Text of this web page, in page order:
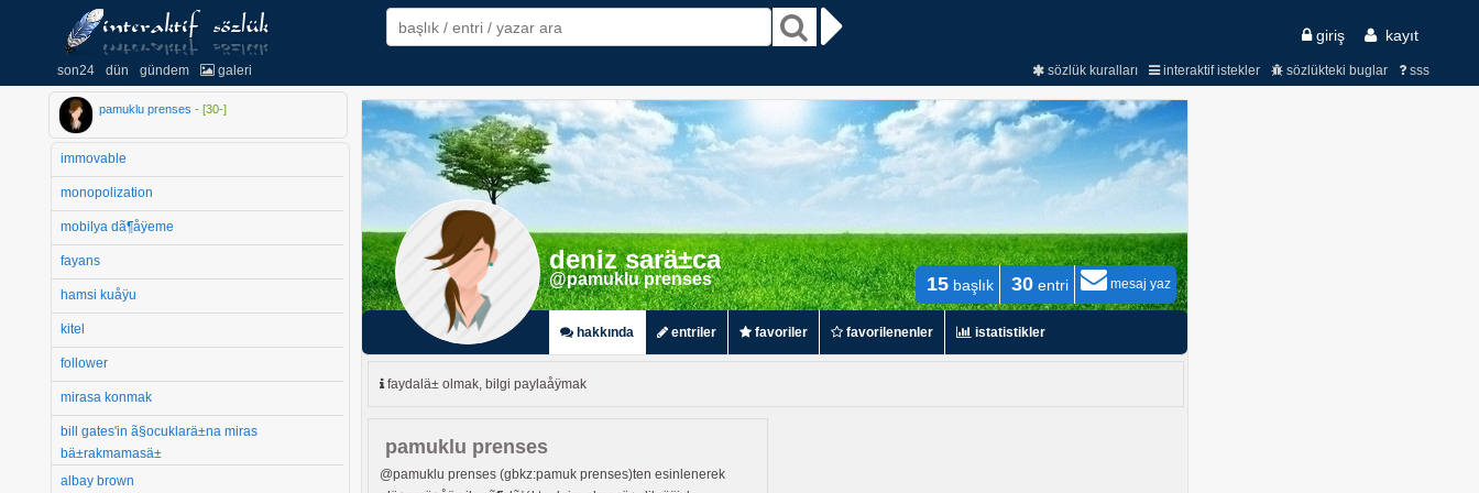
kayıt
giriş
son24 dün gündem galeri sss
sözlükteki buglar
interaktif istekler
sözlük kuralları
pamuklu prenses - [30-]
immovable
monopolization
mobilya dã¶åÿeme
fayans
hamsi kuåÿu
kitel
follower
mirasa konmak
bill gates'in ã§ocuklarä±na miras
bä±rakmamasä±
albay brown
deniz sarä±ca
@pamuklu prenses 15başlık 30entri mesaj yaz
hakkında entriler favoriler favorilenenler istatistikler
faydalä± olmak, bilgi paylaåÿmak
pamuklu prenses
@pamuklu prenses (gbkz:pamuk prenses)ten esinlenerek